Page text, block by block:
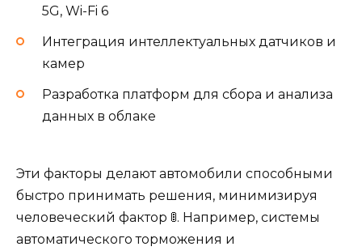
5G, Wi-Fi 6
Интеграция интеллектуальных датчиков и
камер
Разработка платформ для сбора и анализа
данных в облаке
Эти факторы делают автомобили способными
быстро принимать решения, минимизируя
человеческий фактор 🚦. Например, системы
автоматического торможения и